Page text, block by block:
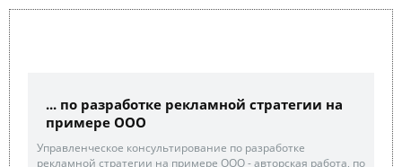
... по разработке рекламной стратегии на
примере ООО
Управленческое консультирование по разработке
рекламной стратегии на примере ООО - авторская работа, по